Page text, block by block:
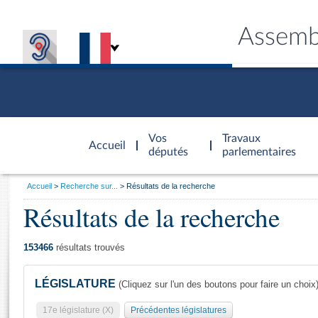
Accueil
d'accueil
Vos
députés
Travaux
parlementaires
Général
Vous
Accueil Recherche sur... Résultats de la recherche
Résultats de la recherche
153466 résultats trouvés
LÉGISLATURE (Cliquez sur l'un des boutons pour faire un choix)
17e législature (X) Précédentes législatures